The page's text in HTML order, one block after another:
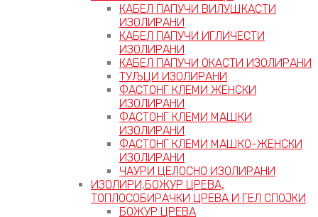
КАБЕЛ ПАПУЧИ ВИЛУШКАСТИ
ИЗОЛИРАНИ
КАБЕЛ ПАПУЧИ ИГЛИЧЕСТИ
ИЗОЛИРАНИ
КАБЕЛ ПАПУЧИ ОКАСТИ ИЗОЛИРАНИ
ТУЉЦИ ИЗОЛИРАНИ
ФАСТОНГ КЛЕМИ ЖЕНСКИ
ИЗОЛИРАНИ
ФАСТОНГ КЛЕМИ МАШКИ
ИЗОЛИРАНИ
ФАСТОНГ КЛЕМИ МАШКO-ЖЕНСКИ
ИЗОЛИРАНИ
ЧАУРИ ЦЕЛОСНО ИЗОЛИРАНИ
ИЗОЛИРИ,БОЖУР ЦРЕВА,
ТОПЛОСОБИРАЧКИ ЦРЕВА И ГЕЛ СПОЈКИ
БОЖУР ЦРЕВА